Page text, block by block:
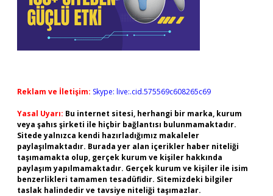
Reklam ve İletişim: Skype: live:.cid.575569c608265c69
Yasal Uyarı: Bu internet sitesi, herhangi bir marka, kurum
veya şahıs şirketi ile hiçbir bağlantısı bulunmamaktadır.
Sitede yalnızca kendi hazırladığımız makaleler
paylaşılmaktadır. Burada yer alan içerikler haber niteliği
taşımamakta olup, gerçek kurum ve kişiler hakkında
paylaşım yapılmamaktadır. Gerçek kurum ve kişiler ile isim
benzerlikleri tamamen tesadüfidir. Sitemizdeki bilgiler
taslak halindedir ve tavsiye niteliği taşımazlar.